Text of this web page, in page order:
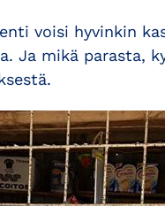
voisi hyvinkin
Ja mikä parasta,